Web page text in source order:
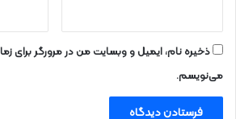
ذخیره نام، ایمیل و وبسایت من در مرورگر برای
می‌نویسم.